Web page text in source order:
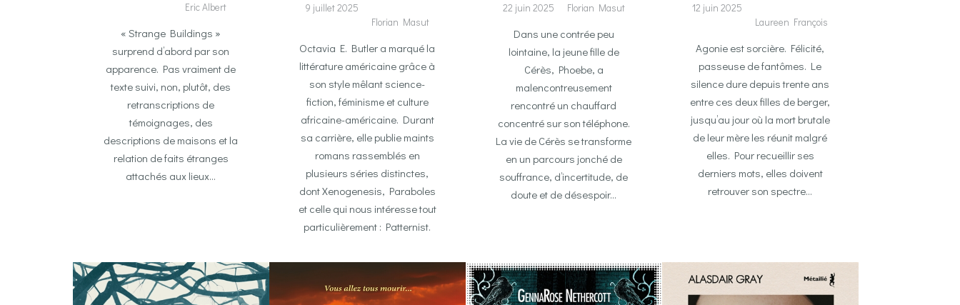
Eric Albert
« Strange Buildings »
surprend d’abord par son
apparence. Pas vraiment de
texte suivi, non, plutôt, des
retranscriptions de
témoignages, des
descriptions de maisons et la
relation de faits étranges
attachés aux lieux…
9 juillet 2025
Florian Masut
Octavia E. Butler a marqué la
littérature américaine grâce à
son style mêlant science-
fiction, féminisme et culture
africaine-américaine. Durant
sa carrière, elle publie maints
romans rassemblés en
plusieurs séries distinctes,
dont Xenogenesis, Paraboles
et celle qui nous intéresse tout
particulièrement : Patternist.
22 juin 2025 Florian Masut
Dans une contrée peu
lointaine, la jeune fille de
Cérès, Phoebe, a
malencontreusement
rencontré un chauffard
concentré sur son téléphone.
La vie de Cérès se transforme
en un parcours jonché de
souffrance, d’incertitude, de
doute et de désespoir…
12 juin 2025
Laureen François
Agonie est sorcière. Félicité,
passeuse de fantômes. Le
silence dure depuis trente ans
entre ces deux filles de berger,
jusqu’au jour où la mort brutale
de leur mère les réunit malgré
elles. Pour recueillir ses
derniers mots, elles doivent
retrouver son spectre…